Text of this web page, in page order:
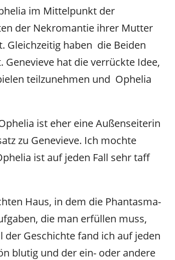
im Mittelpunkt der
der Nekromantie ihrer Mutter
Gleichzeitig haben die Beiden
hat die verrückte Idee,
teilzunehmen und Ophelia
ist eher eine Außenseiterin
zu Genevieve. Ich mochte
ist auf jeden Fall sehr taff
Haus, in dem die Phantasma-
die man erfüllen muss,
der Geschichte fand ich auf jeden
blutig und der ein- oder andere